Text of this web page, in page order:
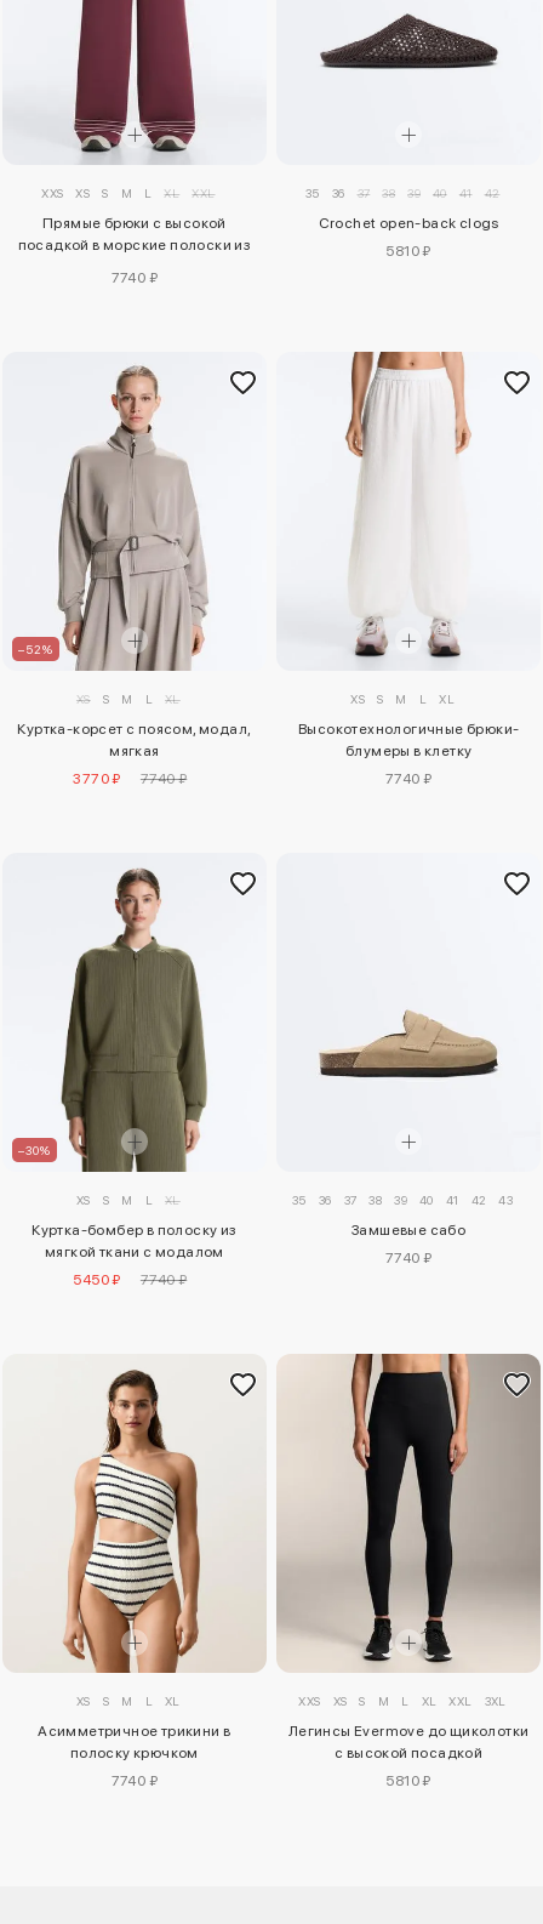
XXS XS S M L XL XXL
Прямые брюки с высокой
посадкой в морские полоски из
7740 ₽
35 36 37 38 39 40 41 42
Crochet open-back clogs
5810 ₽
–52%
XS S M L XL
Куртка-корсет с поясом, модал,
мягкая
3770 ₽
7740 ₽
XS S M L XL
Высокотехнологичные брюки-
блумеры в клетку
7740 ₽
–30%
XS S M L XL
Куртка-бомбер в полоску из
мягкой ткани с модалом
5450 ₽
7740 ₽
35 36 37 38 39 40 41 42 43
Замшевые сабо
7740 ₽
XS S M L XL
Асимметричное трикини в
полоску крючком
7740 ₽
XXS XS S M L XL XXL 3XL
Легинсы Evermove до щиколотки
с высокой посадкой
5810 ₽